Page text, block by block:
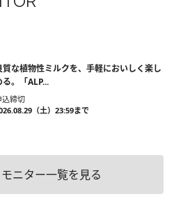
質な植物性ミルクを、手軽においしく楽し
る。「ALP...
込締切
（土）23:59まで
ニター一覧を見る